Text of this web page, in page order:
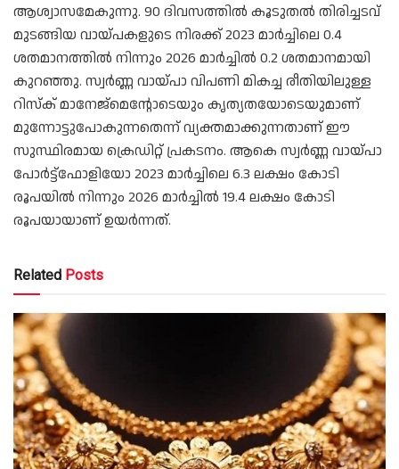
ആശ്വാസമേകുന്നു. 90 ദിവസത്തിൽ കൂടുതൽ തിരിച്ചടവ്
മുടങ്ങിയ വായ്പകളുടെ നിരക്ക് 2023 മാർച്ചിലെ 0.4
ശതമാനത്തിൽ നിന്നും 2026 മാർച്ചിൽ 0.2 ശതമാനമായി
കുറഞ്ഞു. സ്വർണ്ണ വായ്പാ വിപണി മികച്ച രീതിയിലുള്ള
റിസ്ക് മാനേജ്മെന്റോടെയും കൃത്യതയോടെയുമാണ്
മുന്നോട്ടുപോകുന്നതെന്ന് വ്യക്തമാക്കുന്നതാണ് ഈ
സുസ്ഥിരമായ ക്രെഡിറ്റ് പ്രകടനം. ആകെ സ്വർണ്ണ വായ്പാ
പോർട്ട്‌ഫോളിയോ 2023 മാർച്ചിലെ 6.3 ലക്ഷം കോടി
രൂപയിൽ നിന്നും 2026 മാർച്ചിൽ 19.4 ലക്ഷം കോടി
രൂപയായാണ് ഉയർന്നത്.
Related Posts